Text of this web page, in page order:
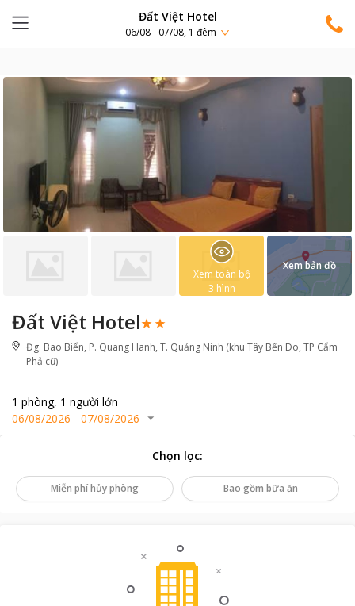
Đất Việt Hotel
06/08 - 07/08, 1 đêm
Đất Việt Hotel
Đg. Bao Biển, P. Quang Hanh, T. Quảng Ninh (khu Tây Bến Do, TP Cẩm
Phả cũ)
1 phòng, 1 người lớn
06/08/2026 - 07/08/2026
Xem toàn bộ
3 hình
Xem bản đồ
Chọn lọc:
Miễn phí hủy phòng Bao gồm bữa ăn